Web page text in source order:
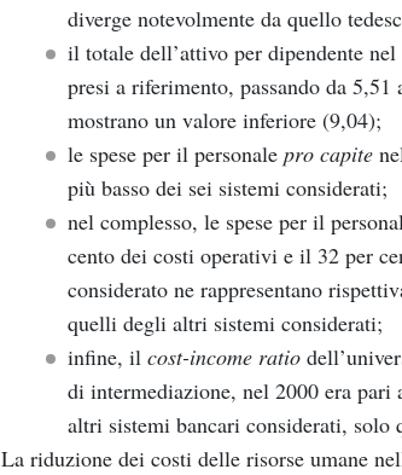
diverge notevolmente da quello
il totale dell’attivo per dipendente
presi a riferimento, passando da
mostrano un valore inferiore (9,04);
le spese per il personale pro capite
più basso dei sei sistemi considerati;
nel complesso, le spese per il
cento dei costi operativi e il 32 per
considerato ne rappresentano
quelli degli altri sistemi considerati;
infine, il cost-income ratio
di intermediazione, nel 2000 era
altri sistemi bancari considerati, solo
La riduzione dei costi delle risorse umane